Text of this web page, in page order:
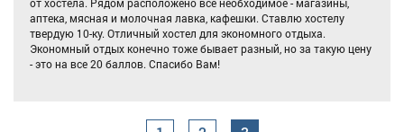
от хостела. Рядом расположено все необходимое - магазины,
аптека, мясная и молочная лавка, кафешки. Ставлю хостелу
твердую 10-ку. Отличный хостел для экономного отдыха.
Экономный отдых конечно тоже бывает разный, но за такую цену
- это на все 20 баллов. Спасибо Вам!